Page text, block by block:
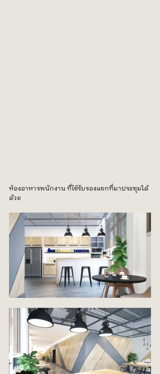
ห้องอาหารพนักงาน ที่ใช้รับรองแขกที่มาประชุมได้
ด้วย